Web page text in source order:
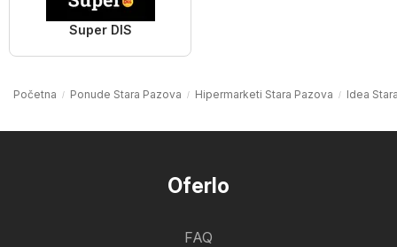
Super DIS
Početna Ponude Stara Pazova Hipermarketi Stara Pazova Idea
Oferlo
FAQ